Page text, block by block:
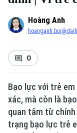
Xu hướng
Hoàng Anh
0
Bạo lực với trẻ
xác, mà còn là
quan tâm từ
trạng bạo lực trẻ